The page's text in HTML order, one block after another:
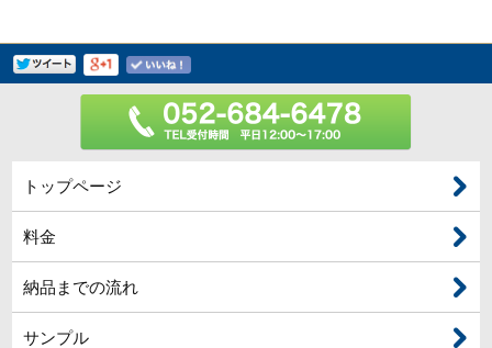
トップページ
料金
納品までの流れ
サンプル